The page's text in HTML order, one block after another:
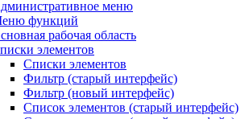
меню
функций
рабочая область
элементов
Списки элементов
Фильтр (старый интерфейс)
Фильтр (новый интерфейс)
Список элементов (старый интерфейс)